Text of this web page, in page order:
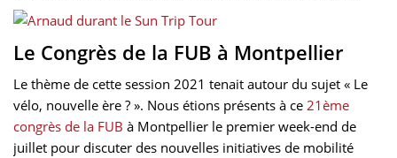
Le Congrès de la FUB à Montpellier
Le thème de cette session 2021 tenait autour du sujet « Le
vélo, nouvelle ère ? ». Nous étions présents à ce 21ème
congrès de la FUB à Montpellier le premier week-end de
juillet pour discuter des nouvelles initiatives de mobilité